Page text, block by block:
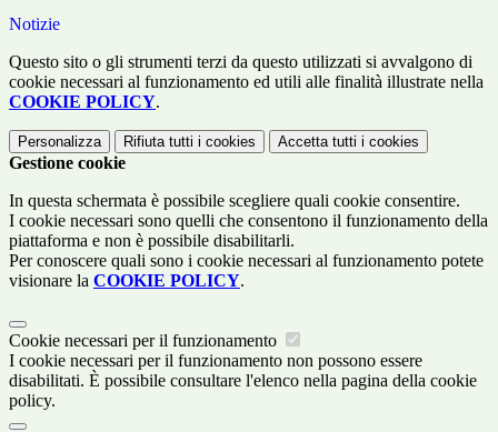
Notizie
Questo sito o gli strumenti terzi da questo utilizzati si avvalgono di
cookie necessari al funzionamento ed utili alle finalità illustrate nella
COOKIE POLICY.
Personalizza Rifiuta tutti i cookies Accetta tutti i cookies
Gestione cookie
In questa schermata è possibile scegliere quali cookie consentire.
I cookie necessari sono quelli che consentono il funzionamento della
piattaforma e non è possibile disabilitarli.
Per conoscere quali sono i cookie necessari al funzionamento potete
visionare la COOKIE POLICY.
Cookie necessari per il funzionamento
I cookie necessari per il funzionamento non possono essere
disabilitati. È possibile consultare l'elenco nella pagina della cookie
policy.